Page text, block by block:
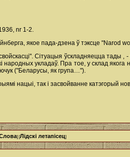
nr 1-2.
якое пада-дзена ў тэксце "Narod
Сітуацыя ўскладняецца тады , -
народных укладаў. Пра тое, у склад
("Беларусы, як група…").
нацыі, так і засвойванне катэгорый
] [Лідскі летапісец]